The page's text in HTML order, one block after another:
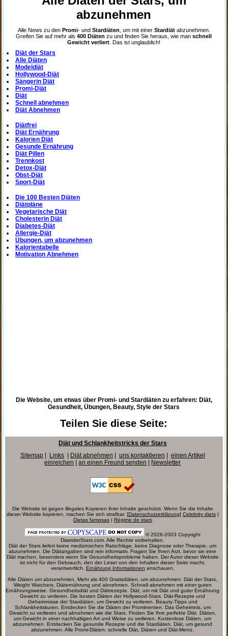
abzunehmen
Alle News zu den Promi- und Stardiäten , um mit einer Stardiätabzunehmen.
Greifen Sie auf mehr als400 Diäten zu und finden Sie heraus, wie manschnell
Gewicht verliert . Das ist unglaublich!
Diät der Stars
Alle Diäten
Modeldiät
Hollywood-Diät
Sängerin Diät
Promi-Diät
Diät
Schnell abnehmen
Diät Abnehmen
Diätfrei
Diät Ernährung
Kalorien Diät
Gesunde Ernährung
Diät Pillen
Trennkost
Detox-Diät
Obst-Diät
Sport-Diät
Die 100 Besten Diäten
Diätpläne
Vegetarische Diät
Cholesterin Diät
Diabetes-Diät
Allergie-Diät
Übungen, um abzunehmen
Kalorientabelle
Motivation Abnehmen
Die Website, um etwas über Promi- und Stardiäten zu erfahren: Diät,
Gesundheit, Übungen, Beauty, Style der Stars
Teilen Sie diese Seite:
Diät und Schlankheitstricks der Stars
Sitemap| Links| Diät abnehmen uns kontaktieren
einen Artikel
einreichen
|an einen Freund senden Newsletter
Die Website ist gegen illegales Kopieren ihrer Inhalte geschützt. Wenn Sie die Inhalte
dieser Website kopieren, machen Sie sich strafbar. [Datenschutzerklärung] Celebrity diets|
Dietas famosas| Régime de stars
© 2026-2003 Copyright
DiaetderStars.com. Alle Rechte vorbehalten.
Diät der Stars liefert keine medizinischen Ratschläge, keine Diagnose oder Therapie, um
abzunehmen. Die Diätangaben sind rein informativ. Fragen Sie Ihren Arzt, bevor sie eine
Diät machen, besonders wenn Sie Gesundheitsprobleme haben. Der Autor dieser Website
ist nicht für den Gebrauch, den der Leser von den Inhalten dieser Seite macht,
verantwortlich. Ernährung Informationen anschauen.
Alle Diäten um abzunehmen, Mehr als 400 Gratisdiäten, um abzunehmen: Diät der Stars,
Weight Watchers, Diäternährung und abnehmen. Schnell abnehmen mit einer guten
Ernährungsweise. Gesundheitsdiät und Diätrezepte. Diät, um mit Diät und guter Ernährung
Gewicht zu verlieren. Die besten Diäten der Hollywood-Stars. Diät-Rezepte und
Geheimnisse der Stardiäten, um Gewicht zu verlieren. Beauty-Tipps und
Schlankheitskuren. Entdecken Sie die Diäten der Prominenten. Das Geheimnis, um
Gewicht zu verlieren und abnehmen wie die Stars. Finden Sie Ihre perfekte Diät. Diäten,
um Gewicht in einer nachhaltigen Art und Weise zu verlieren. Kostenlose Diäten, um
abzunehmen. Entdecken Sie gesunde Rezepte und die Stardiäten. Diät, um gesund
abzunehmen. Alle Promi-Diäten: schnelle Diät, Diäten und Diät-Menü.